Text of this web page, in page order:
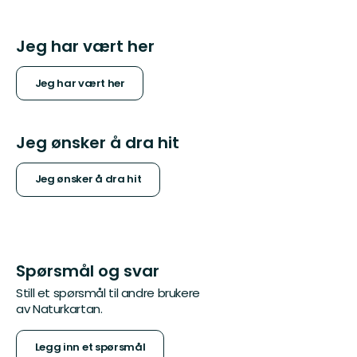
Jeg har vært her
Jeg har vært her
Jeg ønsker å dra hit
Jeg ønsker å dra hit
Spørsmål og svar
Still et spørsmål til andre brukere
av Naturkartan.
Legg inn et spørsmål